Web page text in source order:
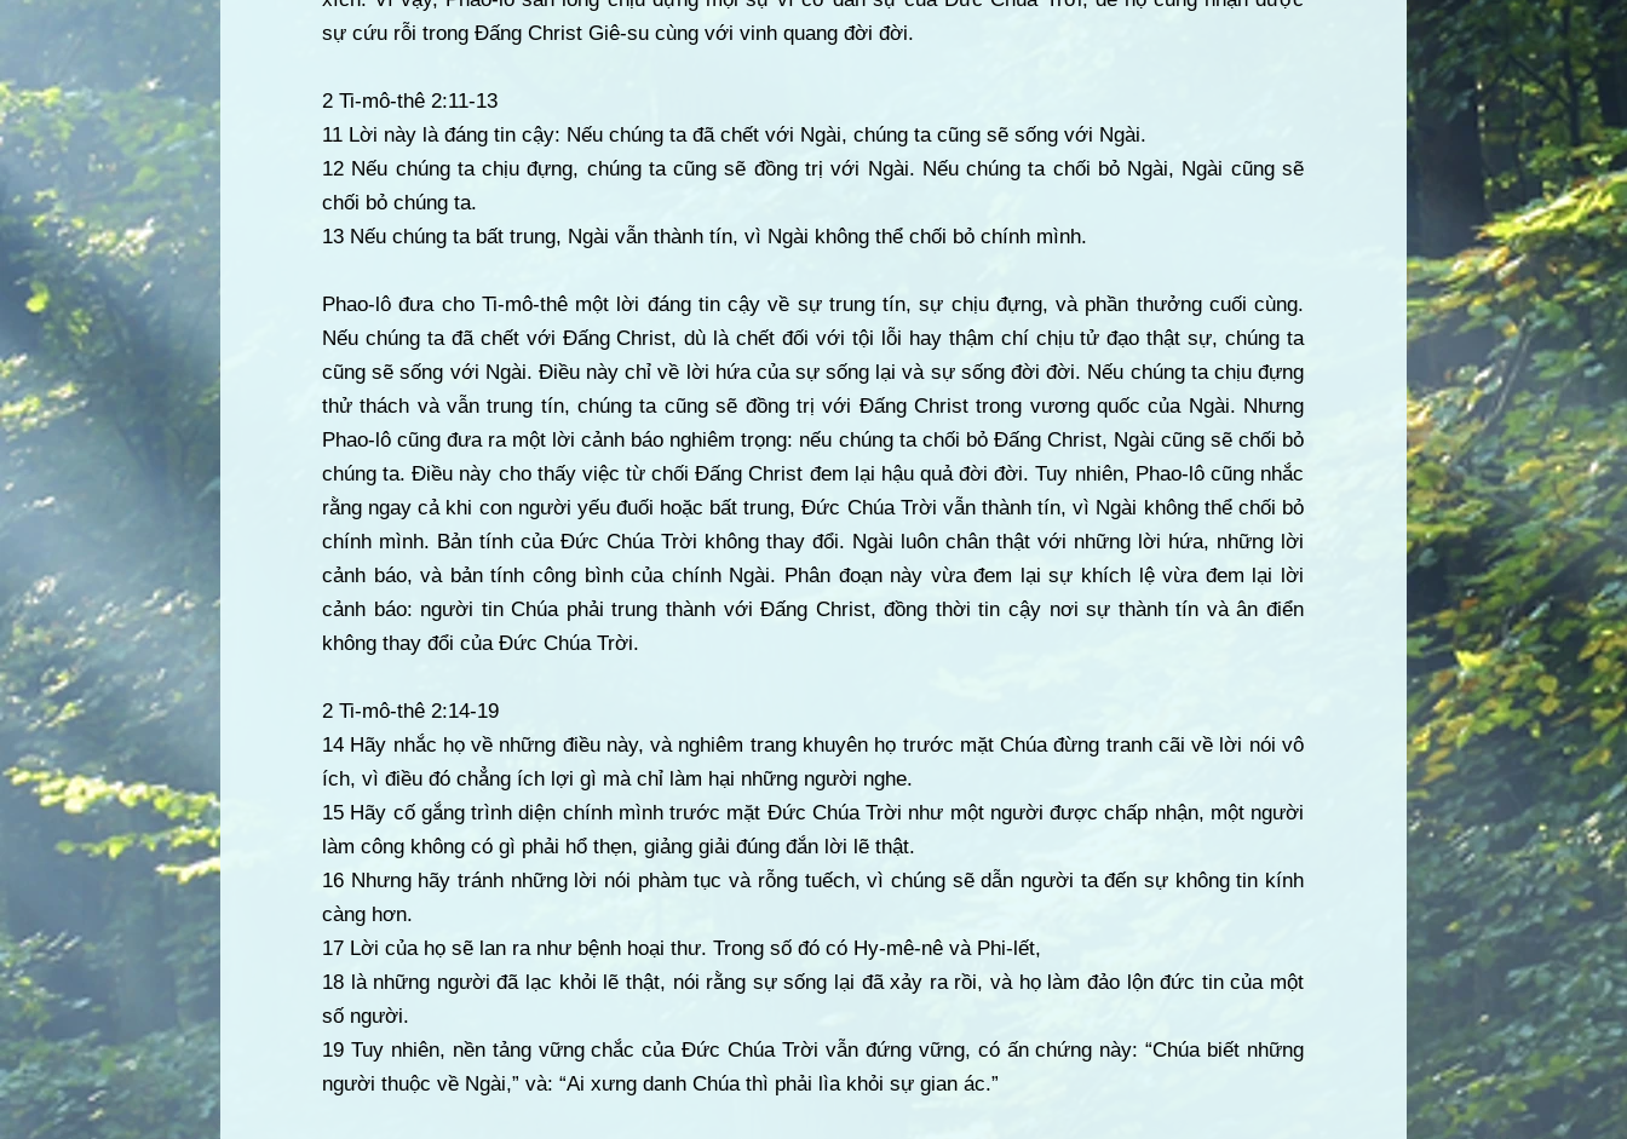
sự cứu rỗi trong Đấng Christ Giê-su cùng với vinh quang đời đời.
2 Ti-mô-thê 2:11-13
11 Lời này là đáng tin cậy: Nếu chúng ta đã chết với Ngài, chúng ta cũng sẽ sống với Ngài.
12 Nếu chúng ta chịu đựng, chúng ta cũng sẽ đồng trị với Ngài. Nếu chúng ta chối bỏ Ngài, Ngài cũng sẽ
chối bỏ chúng ta.
13 Nếu chúng ta bất trung, Ngài vẫn thành tín, vì Ngài không thể chối bỏ chính mình.
Phao-lô đưa cho Ti-mô-thê một lời đáng tin cậy về sự trung tín, sự chịu đựng, và phần thưởng cuối cùng.
Nếu chúng ta đã chết với Đấng Christ, dù là chết đối với tội lỗi hay thậm chí chịu tử đạo thật sự, chúng ta
cũng sẽ sống với Ngài. Điều này chỉ về lời hứa của sự sống lại và sự sống đời đời. Nếu chúng ta chịu đựng
thử thách và vẫn trung tín, chúng ta cũng sẽ đồng trị với Đấng Christ trong vương quốc của Ngài. Nhưng
Phao-lô cũng đưa ra một lời cảnh báo nghiêm trọng: nếu chúng ta chối bỏ Đấng Christ, Ngài cũng sẽ chối bỏ
chúng ta. Điều này cho thấy việc từ chối Đấng Christ đem lại hậu quả đời đời. Tuy nhiên, Phao-lô cũng nhắc
rằng ngay cả khi con người yếu đuối hoặc bất trung, Đức Chúa Trời vẫn thành tín, vì Ngài không thể chối bỏ
chính mình. Bản tính của Đức Chúa Trời không thay đổi. Ngài luôn chân thật với những lời hứa, những lời
cảnh báo, và bản tính công bình của chính Ngài. Phân đoạn này vừa đem lại sự khích lệ vừa đem lại lời
cảnh báo: người tin Chúa phải trung thành với Đấng Christ, đồng thời tin cậy nơi sự thành tín và ân điển
không thay đổi của Đức Chúa Trời.
2 Ti-mô-thê 2:14-19
14 Hãy nhắc họ về những điều này, và nghiêm trang khuyên họ trước mặt Chúa đừng tranh cãi về lời nói vô
ích, vì điều đó chẳng ích lợi gì mà chỉ làm hại những người nghe.
15 Hãy cố gắng trình diện chính mình trước mặt Đức Chúa Trời như một người được chấp nhận, một người
làm công không có gì phải hổ thẹn, giảng giải đúng đắn lời lẽ thật.
16 Nhưng hãy tránh những lời nói phàm tục và rỗng tuếch, vì chúng sẽ dẫn người ta đến sự không tin kính
càng hơn.
17 Lời của họ sẽ lan ra như bệnh hoại thư. Trong số đó có Hy-mê-nê và Phi-lết,
18 là những người đã lạc khỏi lẽ thật, nói rằng sự sống lại đã xảy ra rồi, và họ làm đảo lộn đức tin của một
số người.
19 Tuy nhiên, nền tảng vững chắc của Đức Chúa Trời vẫn đứng vững, có ấn chứng này: “Chúa biết những
người thuộc về Ngài,” và: “Ai xưng danh Chúa thì phải lìa khỏi sự gian ác.”